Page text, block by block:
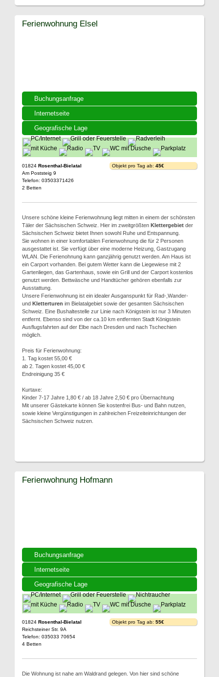
Buchungsanfrage
Internetseite
Geografische Lage
Ferienwohnung Elsel
01824 Rosenthal-Bielatal
Am Poststeig 9
Telefon: 03503371426
2 Betten
Objekt pro Tag ab: 45€
Unsere schöne kleine Ferienwohnung liegt mitten in einem der schönsten
Täler der Sächsischen Schweiz. Hier im zweitgrößten Klettergebiet der
Sächsischen Schweiz bietet Ihnen sowohl Ruhe und Entspannung.
Sie wohnen in einer komfortablen Ferienwohnung die für 2 Personen
ausgestattet ist. Sie verfügt über eine moderne Heizung, Gastzugang
WLAN. Die Ferienohnung kann ganzjährig genutzt werden. Am Haus ist
ein Carport vorhanden. Bei gutem Wetter kann die Liegewiese mit 2
Gartenliegen, das Gartenhaus, sowie ein Grill und der Carport kostenlos
genutzt werden. Bettwäsche und Handtücher gehören ebenfalls zur
Ausstattung.
Unsere Ferienwohnung ist ein idealer Ausganspunkt für Rad-,Wander-
und Kletterturen im Bielatalgebiet sowie der gesamten Sächsischen
Schweiz. Eine Bushaltestelle zur Linie nach Königstein ist nur 3 Minuten
entfernt. Ebenso sind von der ca.10 km entfernten Stadt Königstein
Ausflugsfahrten auf der Elbe nach Dresden und nach Tschechien
möglich.
Preis für Ferienwohnung:
1. Tag kostet 55,00 €
ab 2. Tagen kostet 45,00 €
Endreinigung 35 €
Kurtaxe:
Kinder 7-17 Jahre 1,80 € / ab 18 Jahre 2,50 € pro Übernachtung
Mit unserer Gästekarte können Sie kostenfrei Bus- und Bahn nutzen,
sowie kleine Vergünstigungen in zahlreichen Freizeiteinrichtungen der
Sächsischen Schweiz nutzen.
Buchungsanfrage
Internetseite
Geografische Lage
Ferienwohnung Hofmann
01824 Rosenthal-Bielatal
Reichsteiner Str. 9A
Telefon: 035033 70654
4 Betten
Objekt pro Tag ab: 55€
Die Wohnung ist nahe am Waldrand gelegen. Von hier sind schöne